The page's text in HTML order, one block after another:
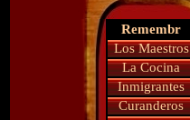
Remembr
Los Maestros
La Cocina
Inmigrantes
Curanderos